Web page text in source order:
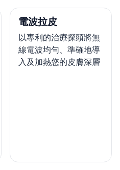
電波拉皮
以專利的治療探頭將無
線電波均勻、準確地導
入及加熱您的皮膚深層